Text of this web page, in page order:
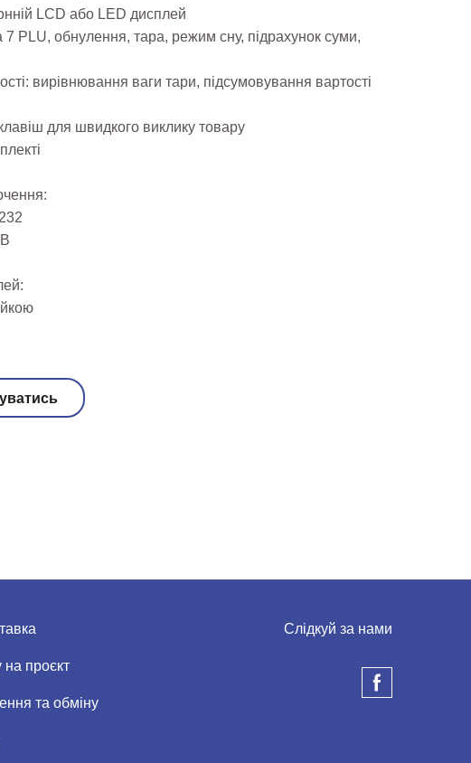
LCD або LED дисплей
7 PLU, обнулення, тара, режим сну, підрахунок суми,
вирівнювання ваги тари, підсумовування вартості
для швидкого виклику товару
на проєкт
та обміну
Слідкуй за нами